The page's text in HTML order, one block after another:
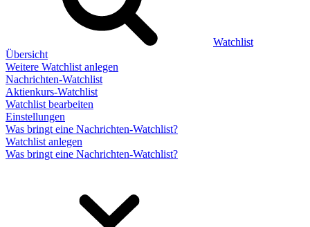
Watchlist
Übersicht
Weitere Watchlist anlegen
Nachrichten-Watchlist
Aktienkurs-Watchlist
Watchlist bearbeiten
Einstellungen
Was bringt eine Nachrichten-Watchlist?
Watchlist anlegen
Was bringt eine Nachrichten-Watchlist?